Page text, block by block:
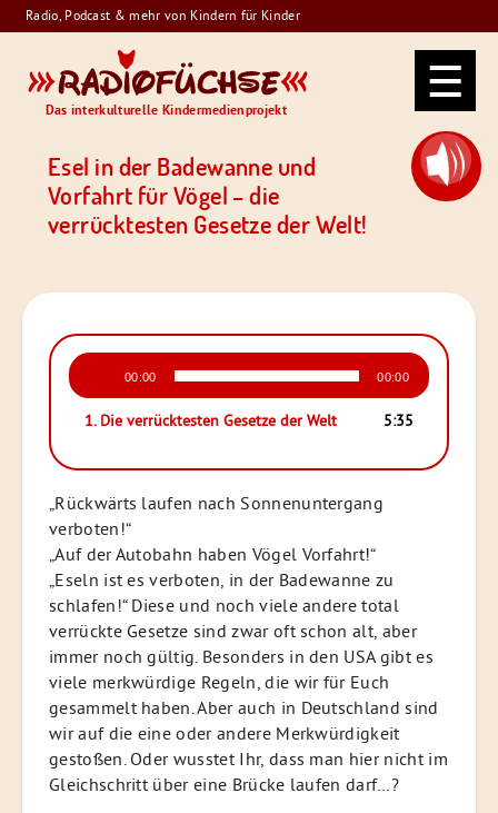
Skip
to
Radio, Podcast & mehr von Kindern für Kinder
Radiofüchse
Das interkulturelle Kindermedienprojekt
Esel in der Badewanne und
Vorfahrt für Vögel – die
verrücktesten Gesetze der Welt!
Audio-
Player
00:00 00:00
1. Die verrücktesten Gesetze der Welt 5:35
„Rückwärts laufen nach Sonnenuntergang
verboten!“
„Auf der Autobahn haben Vögel Vorfahrt!“
„Eseln ist es verboten, in der Badewanne zu
schlafen!“ Diese und noch viele andere total
verrückte Gesetze sind zwar oft schon alt, aber
immer noch gültig. Besonders in den USA gibt es
viele merkwürdige Regeln, die wir für Euch
gesammelt haben. Aber auch in Deutschland sind
wir auf die eine oder andere Merkwürdigkeit
gestoßen. Oder wusstet Ihr, dass man hier nicht im
Gleichschritt über eine Brücke laufen darf…?